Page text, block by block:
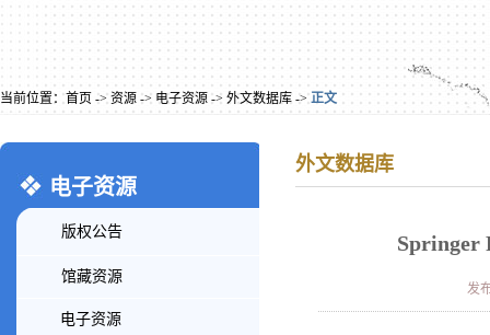
当前位置： 首页 -> 资源 -> 电子资源 -> 外文数据库 -> 正文
外文数据库
Springer
发
电子资源
版权公告
馆藏资源
电子资源